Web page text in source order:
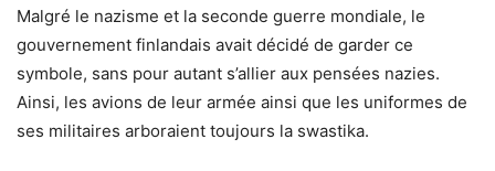
Malgré le nazisme et la seconde guerre mondiale, le
gouvernement finlandais avait décidé de garder ce
symbole, sans pour autant s’allier aux pensées nazies.
Ainsi, les avions de leur armée ainsi que les uniformes de
ses militaires arboraient toujours la swastika.